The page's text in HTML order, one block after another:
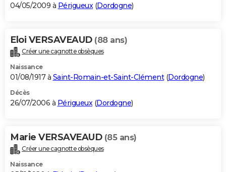
04/05/2009 à Périgueux(Dordogne)
Eloi VERSAVEAUD (88 ans)
Créer une cagnotte obsèques
Naissance
01/08/1917 à Saint-Romain-et-Saint-Clément(Dordogne)
Décès
26/07/2006 à Périgueux(Dordogne)
Marie VERSAVEAUD (85 ans)
Créer une cagnotte obsèques
Naissance